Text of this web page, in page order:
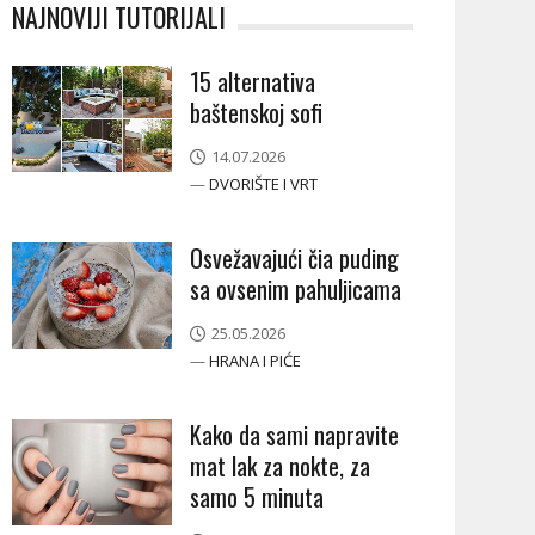
NAJNOVIJI TUTORIJALI
15 alternativa
baštenskoj sofi
14.07.2026
—DVORIŠTE I VRT
Osvežavajući čia puding
sa ovsenim pahuljicama
25.05.2026
—HRANA I PIĆE
Kako da sami napravite
mat lak za nokte, za
samo 5 minuta